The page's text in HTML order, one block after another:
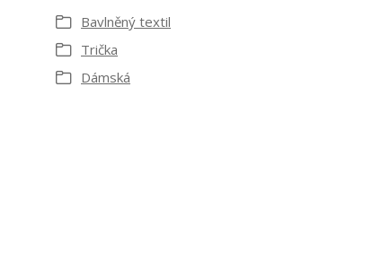
Bavlněný textil
Trička
Dámská